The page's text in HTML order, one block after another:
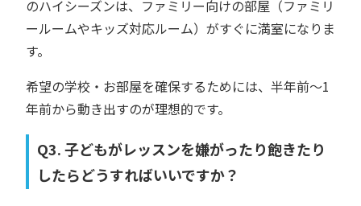
のハイシーズンは、ファミリー向けの部屋（ファミリ
ールームやキッズ対応ルーム）がすぐに満室になりま
す。
希望の学校・お部屋を確保するためには、半年前〜1
年前から動き出すのが理想的です。
Q3. 子どもがレッスンを嫌がったり飽きたり
したらどうすればいいですか？